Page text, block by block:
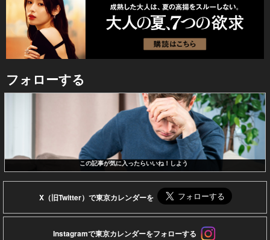
フォローする
この記事が気に入ったらいいね！しよう
X（旧Twitter）で東京カレンダーを
Instagramで東京カレンダーをフォローする